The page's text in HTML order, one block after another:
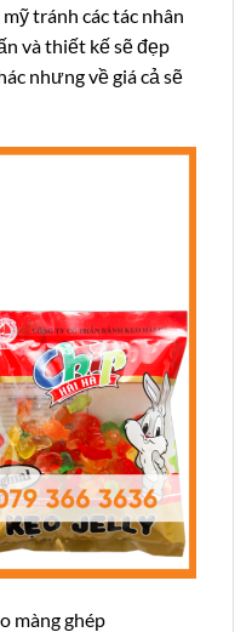
tránh các tác nhân
và thiết kế sẽ đẹp
nhưng về giá cả sẽ
màng ghép